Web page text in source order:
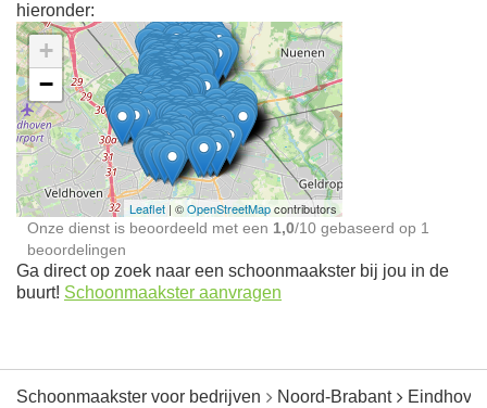
hieronder:
Ontdek meer ervaringen
Schoonmaakster bij
jou in de buurt
+
−
Leaflet | ©OpenStreetMapcontributors
Onze dienst is beoordeeld met een 1,0/10 gebaseerd op 1
beoordelingen
Ga direct op zoek naar een schoonmaakster bij jou in de
buurt! Schoonmaakster aanvragen
Schoonmaakster voor bedrijven Noord-Brabant